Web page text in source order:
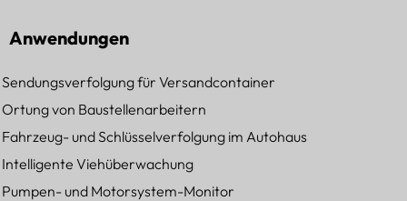
Anwendungen
Sendungsverfolgung für Versandcontainer
Ortung von Baustellenarbeitern
Fahrzeug- und Schlüsselverfolgung im Autohaus
Intelligente Viehüberwachung
Pumpen- und Motorsystem-Monitor